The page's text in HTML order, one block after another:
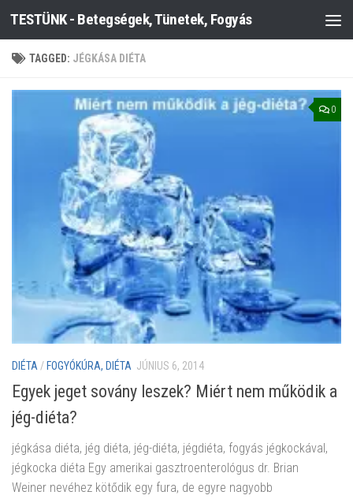
Skip to content
TESTÜNK - Betegségek, Tünetek, Fogyás
TAGGED: JÉGKÁSA DIÉTA
0
DIÉTA / FOGYÓKÚRA, DIÉTA JÚNIUS 6, 2014
Egyek jeget sovány leszek? Miért nem működik a
jég-diéta?
jégkása diéta, jég diéta, jég-diéta, jégdiéta, fogyás jégkockával,
jégkocka diéta Egy amerikai gasztroenterológus dr. Brian
Weiner nevéhez kötődik egy fura, de egyre nagyobb